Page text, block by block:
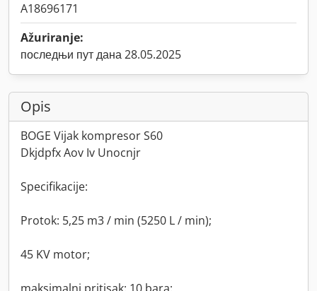
A18696171
Ažuriranje:
последњи пут дана 28.05.2025
Opis
BOGE Vijak kompresor S60
Dkjdpfx Aov Iv Unocnjr
Specifikacije:
Protok: 5,25 m3 / min (5250 L / min);
45 KV motor;